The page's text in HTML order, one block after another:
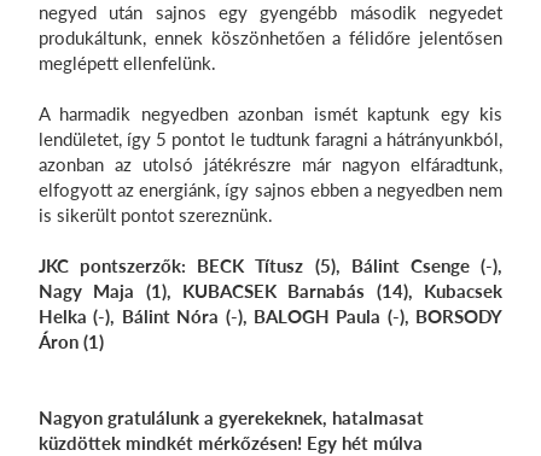
negyed után sajnos egy gyengébb második negyedet
produkáltunk, ennek köszönhetően a félidőre jelentősen
meglépett ellenfelünk.
A harmadik negyedben azonban ismét kaptunk egy kis
lendületet, így 5 pontot le tudtunk faragni a hátrányunkból,
azonban az utolsó játékrészre már nagyon elfáradtunk,
elfogyott az energiánk, így sajnos ebben a negyedben nem
is sikerült pontot szereznünk.
JKC pontszerzők: BECK Títusz (5), Bálint Csenge (-),
Nagy Maja (1), KUBACSEK Barnabás (14), Kubacsek
Helka (-), Bálint Nóra (-), BALOGH Paula (-), BORSODY
Áron (1)
Nagyon gratulálunk a gyerekeknek, hatalmasat
küzdöttek mindkét mérkőzésen! Egy hét múlva